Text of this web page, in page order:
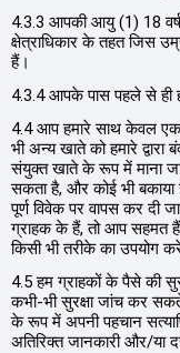
4.3.3 आपकी आयु (1) 18
क्षेत्राधिकार के तहत जिस
हैं।
4.3.4 आपके पास पहले से ही
4.4 आप हमारे साथ केवल
भी अन्य खाते को हमारे
संयुक्त खाते के रूप में माना जा
सकता है, और कोई भी बकाया
पूर्ण विवेक पर वापस कर दी
ग्राहक के हैं, तो आप सहमत हैं
किसी भी तरीके का उपयोग
4.5 हम ग्राहकों के पैसे की
कभी-भी सुरक्षा जांच कर
के रूप में अपनी पहचान
अतिरिक्त जानकारी और/या